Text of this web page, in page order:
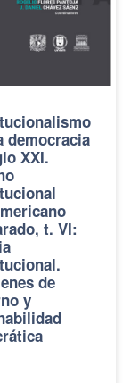
democracia
XXI.
t. VI:
de
y